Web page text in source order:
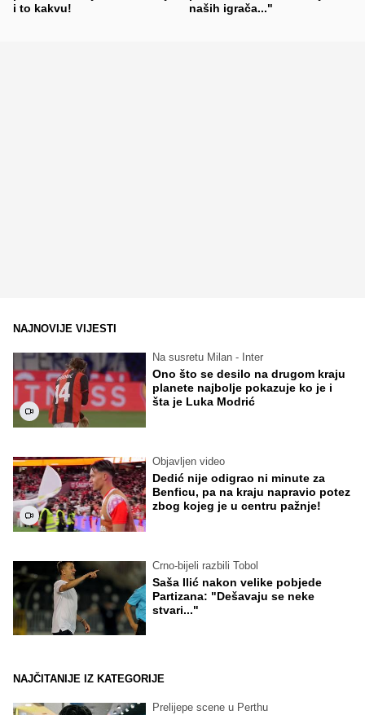
i to kakvu!
naših igrača..."
NAJNOVIJE VIJESTI
Na susretu Milan - Inter
Ono što se desilo na drugom kraju
planete najbolje pokazuje ko je i
šta je Luka Modrić
Objavljen video
Dedić nije odigrao ni minute za
Benficu, pa na kraju napravio potez
zbog kojeg je u centru pažnje!
Crno-bijeli razbili Tobol
Saša Ilić nakon velike pobjede
Partizana: "Dešavaju se neke
stvari..."
NAJČITANIJE IZ KATEGORIJE
Prelijepe scene u Perthu